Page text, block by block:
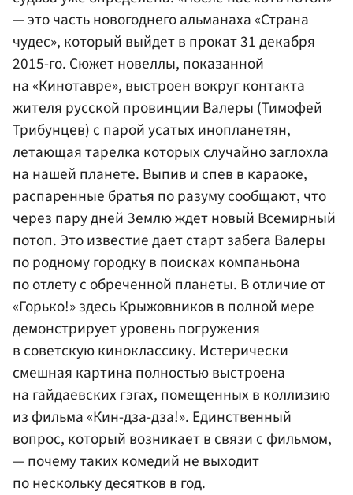
— это часть новогоднего альманаха «Страна
чудес», который выйдет в прокат 31 декабря
2015-го. Сюжет новеллы, показанной
на «Кинотавре», выстроен вокруг контакта
жителя русской провинции Валеры (Тимофей
Трибунцев) с парой усатых инопланетян,
летающая тарелка которых случайно заглохла
на нашей планете. Выпив и спев в караоке,
распаренные братья по разуму сообщают, что
через пару дней Землю ждет новый Всемирный
потоп. Это известие дает старт забега Валеры
по родному городку в поисках компаньона
по отлету с обреченной планеты. В отличие от
«Горько!» здесь Крыжовников в полной мере
демонстрирует уровень погружения
в советскую киноклассику. Истерически
смешная картина полностью выстроена
на гайдаевских гэгах, помещенных в коллизию
из фильма «Кин-дза-дза!». Единственный
вопрос, который возникает в связи с фильмом,
— почему таких комедий не выходит
по нескольку десятков в год.